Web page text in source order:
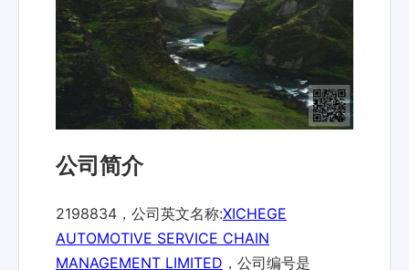
公司简介
2198834，公司英文名称:XICHEGE
AUTOMOTIVE SERVICE CHAIN
MANAGEMENT LIMITED ，公司编号是